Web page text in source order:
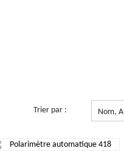
Trier par : Nom,